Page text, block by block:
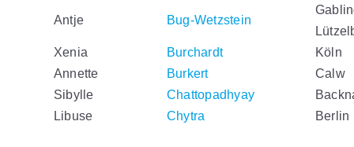
Antje Bug-Wetzstein
Xenia
Burchardt
Köln
Annette
Burkert
Calw
Sibylle
Chattopadhyay
Libuse
Chytra Berlin